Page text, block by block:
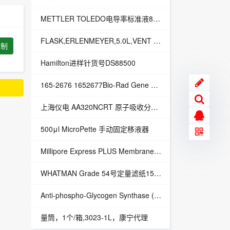
METTLER TOLEDO电导率标准液84us/cm 250mL 5130215351302153
FLASK,ERLENMEYER,5.0L,VENT CAP,W/BAFFLE BTM,S,IND,1/4，1个/包/4包/箱，型号431684，Corning，康宁代理
Hamilton进样针货号DS88500
165-2676 1652677Bio-Rad Gene Pulser电穿孔缓冲液1652676
上海仪电 AA320NCRT 原子吸收分光光度计
500μl MicroPette 手动固定移液器
Millipore Express PLUS Membrane Filter,Merck Millipore,1EA货号：HPWP09050
WHATMAN Grade 54号定量滤纸150mm 1454-150 授权代理1454-090 1454-185
Anti-phospho-Glycogen Synthase (Ser727);已停产,Merck Millipore,EA货号：09-492
量筒，1个/箱,3023-1L，康宁代理